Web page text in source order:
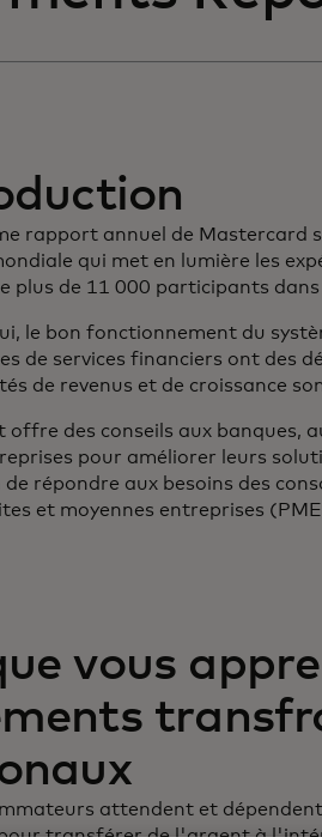
rapport annuel de Mastercard
qui met en lumière les
plus de 11 000 participants dans
le bon fonctionnement du
de services financiers ont des
de revenus et de croissance
offre des conseils aux banques,
pour améliorer leurs
répondre aux besoins des
et moyennes entreprises
vous
attendent et